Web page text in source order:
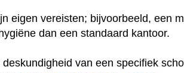
eigen vereisten; bijvoorbeeld, een
dan een standaard kantoor.
van een specifiek